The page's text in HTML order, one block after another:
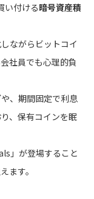
い付ける暗号資産積
ながらビットコイ
社員でも心理的負
や、期間固定で利息
、保有コインを眠
」が登場すること
ます。